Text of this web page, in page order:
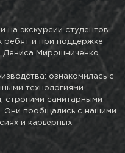
на экскурсии студентов
ребят и при поддержке
Дениса Мирошниченко.
ознакомилась с
технологиями
строгими санитарными
Они пообщались с нашими
и карьерных